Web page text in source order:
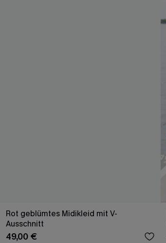
Rot geblümtes Midikleid mit V-
Ausschnitt
49,00 €